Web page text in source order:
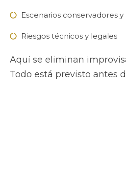
Escenarios conservadores
Riesgos técnicos y legales
Aquí se eliminan
Todo está previsto antes